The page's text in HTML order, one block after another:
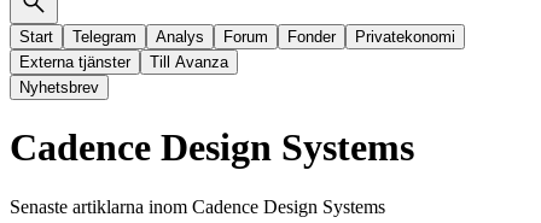
Start Telegram Analys Forum Fonder
Privatekonomi
Externa tjänster
Till Avanza
Nyhetsbrev
Cadence Design Systems
Senaste artiklarna inom Cadence Design Systems